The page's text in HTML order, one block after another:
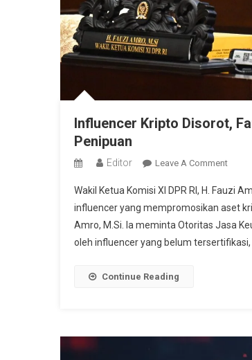
Influencer Kripto Disorot,
Penipuan
Editor Leave A CommentOn
Kripto
Fauzi
Amro
Wakil Ketua Komisi XI DPR RI, H. Fauzi
influencer yang mempromosikan aset
Amro, M.Si. Ia meminta Otoritas Jasa
oleh influencer yang belum tersertifikasi,
Continue Reading